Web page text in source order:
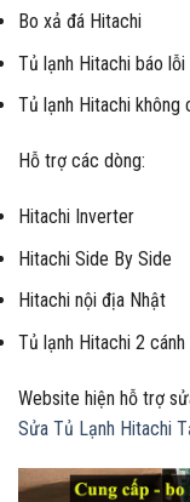
Bo xả đá Hitachi
Tủ lạnh Hitachi báo lỗi
Tủ lạnh Hitachi không
Hỗ trợ các dòng:
Hitachi Inverter
Hitachi Side By Side
Hitachi nội địa Nhật
Tủ lạnh Hitachi 2
Website hiện hỗ trợ
Sửa Tủ Lạnh Hitachi